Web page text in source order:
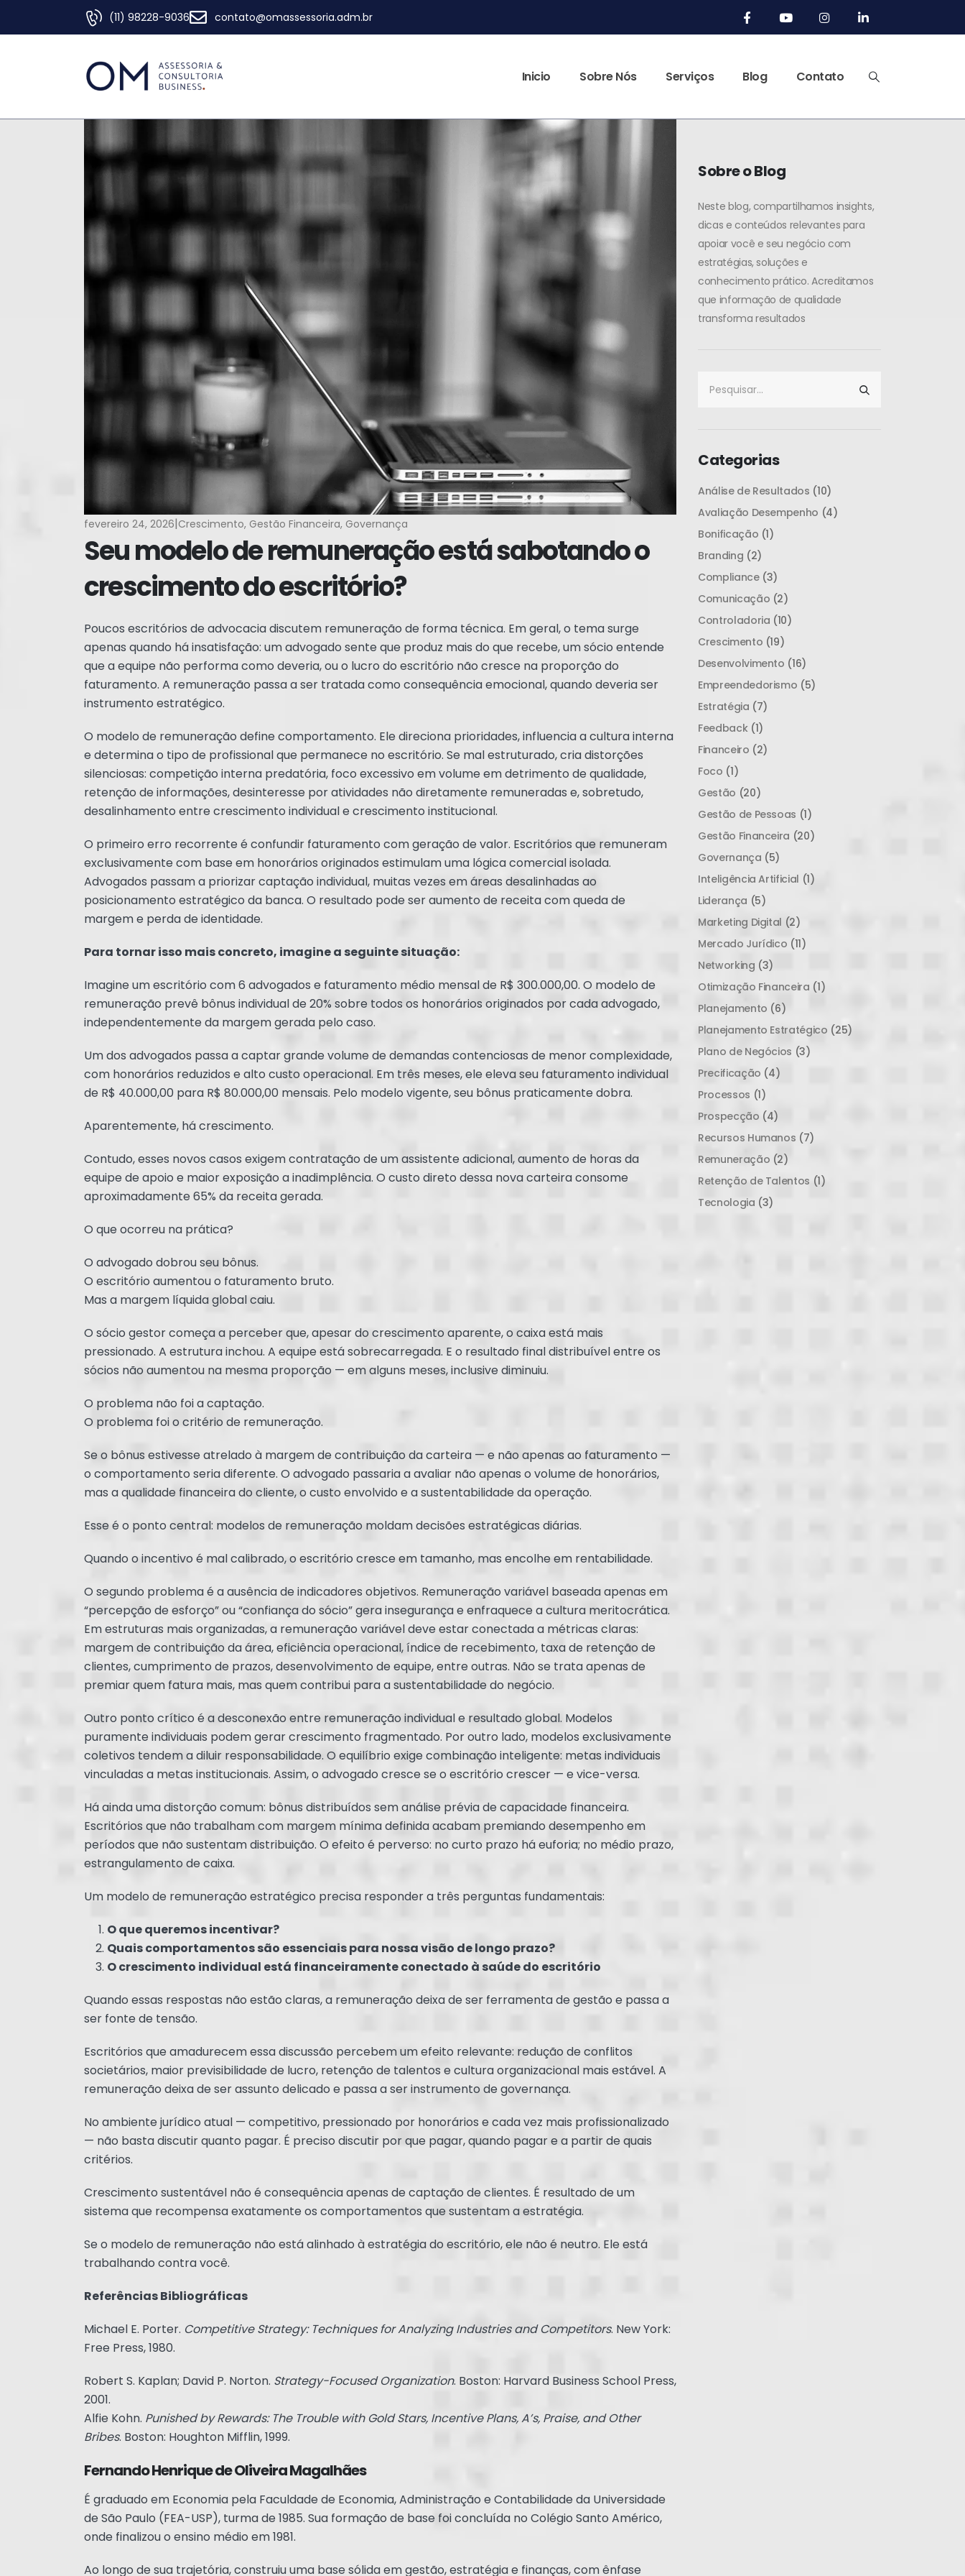
(11) 98228-9036 contato@omassessoria.adm.br
Inicio Sobre Nós Serviços Blog Contato
fevereiro 24, 2026|Crescimento, Gestão Financeira, Governança
Seu modelo de remuneração está sabotando o
crescimento do escritório?
Poucos escritórios de advocacia discutem remuneração de forma técnica. Em geral, o tema surge
apenas quando há insatisfação: um advogado sente que produz mais do que recebe, um sócio entende
que a equipe não performa como deveria, ou o lucro do escritório não cresce na proporção do
faturamento. A remuneração passa a ser tratada como consequência emocional, quando deveria ser
instrumento estratégico.
O modelo de remuneração define comportamento. Ele direciona prioridades, influencia a cultura interna
e determina o tipo de profissional que permanece no escritório. Se mal estruturado, cria distorções
silenciosas: competição interna predatória, foco excessivo em volume em detrimento de qualidade,
retenção de informações, desinteresse por atividades não diretamente remuneradas e, sobretudo,
desalinhamento entre crescimento individual e crescimento institucional.
O primeiro erro recorrente é confundir faturamento com geração de valor. Escritórios que remuneram
exclusivamente com base em honorários originados estimulam uma lógica comercial isolada.
Advogados passam a priorizar captação individual, muitas vezes em áreas desalinhadas ao
posicionamento estratégico da banca. O resultado pode ser aumento de receita com queda de
margem e perda de identidade.
Para tornar isso mais concreto, imagine a seguinte situação:
Imagine um escritório com 6 advogados e faturamento médio mensal de R$ 300.000,00. O modelo de
remuneração prevê bônus individual de 20% sobre todos os honorários originados por cada advogado,
independentemente da margem gerada pelo caso.
Um dos advogados passa a captar grande volume de demandas contenciosas de menor complexidade,
com honorários reduzidos e alto custo operacional. Em três meses, ele eleva seu faturamento individual
de R$ 40.000,00 para R$ 80.000,00 mensais. Pelo modelo vigente, seu bônus praticamente dobra.
Aparentemente, há crescimento.
Contudo, esses novos casos exigem contratação de um assistente adicional, aumento de horas da
equipe de apoio e maior exposição a inadimplência. O custo direto dessa nova carteira consome
aproximadamente 65% da receita gerada.
O que ocorreu na prática?
O advogado dobrou seu bônus.
O escritório aumentou o faturamento bruto.
Mas a margem líquida global caiu.
O sócio gestor começa a perceber que, apesar do crescimento aparente, o caixa está mais
pressionado. A estrutura inchou. A equipe está sobrecarregada. E o resultado final distribuível entre os
sócios não aumentou na mesma proporção — em alguns meses, inclusive diminuiu.
O problema não foi a captação.
O problema foi o critério de remuneração.
Se o bônus estivesse atrelado à margem de contribuição da carteira — e não apenas ao faturamento —
o comportamento seria diferente. O advogado passaria a avaliar não apenas o volume de honorários,
mas a qualidade financeira do cliente, o custo envolvido e a sustentabilidade da operação.
Esse é o ponto central: modelos de remuneração moldam decisões estratégicas diárias.
Quando o incentivo é mal calibrado, o escritório cresce em tamanho, mas encolhe em rentabilidade.
O segundo problema é a ausência de indicadores objetivos. Remuneração variável baseada apenas em
“percepção de esforço” ou “confiança do sócio” gera insegurança e enfraquece a cultura meritocrática.
Em estruturas mais organizadas, a remuneração variável deve estar conectada a métricas claras:
margem de contribuição da área, eficiência operacional, índice de recebimento, taxa de retenção de
clientes, cumprimento de prazos, desenvolvimento de equipe, entre outras. Não se trata apenas de
premiar quem fatura mais, mas quem contribui para a sustentabilidade do negócio.
Outro ponto crítico é a desconexão entre remuneração individual e resultado global. Modelos
puramente individuais podem gerar crescimento fragmentado. Por outro lado, modelos exclusivamente
coletivos tendem a diluir responsabilidade. O equilíbrio exige combinação inteligente: metas individuais
vinculadas a metas institucionais. Assim, o advogado cresce se o escritório crescer — e vice-versa.
Há ainda uma distorção comum: bônus distribuídos sem análise prévia de capacidade financeira.
Escritórios que não trabalham com margem mínima definida acabam premiando desempenho em
períodos que não sustentam distribuição. O efeito é perverso: no curto prazo há euforia; no médio prazo,
estrangulamento de caixa.
Um modelo de remuneração estratégico precisa responder a três perguntas fundamentais:
O que queremos incentivar?
Quais comportamentos são essenciais para nossa visão de longo prazo?
O crescimento individual está financeiramente conectado à saúde do escritório
Quando essas respostas não estão claras, a remuneração deixa de ser ferramenta de gestão e passa a
ser fonte de tensão.
Escritórios que amadurecem essa discussão percebem um efeito relevante: redução de conflitos
societários, maior previsibilidade de lucro, retenção de talentos e cultura organizacional mais estável. A
remuneração deixa de ser assunto delicado e passa a ser instrumento de governança.
No ambiente jurídico atual — competitivo, pressionado por honorários e cada vez mais profissionalizado
— não basta discutir quanto pagar. É preciso discutir por que pagar, quando pagar e a partir de quais
critérios.
Crescimento sustentável não é consequência apenas de captação de clientes. É resultado de um
sistema que recompensa exatamente os comportamentos que sustentam a estratégia.
Se o modelo de remuneração não está alinhado à estratégia do escritório, ele não é neutro. Ele está
trabalhando contra você.
Referências Bibliográficas
Michael E. Porter. Competitive Strategy: Techniques for Analyzing Industries and Competitors. New York:
Free Press, 1980.
Robert S. Kaplan; David P. Norton. Strategy-Focused Organization. Boston: Harvard Business School Press,
2001.
Alfie Kohn. Punished by Rewards: The Trouble with Gold Stars, Incentive Plans, A’s, Praise, and Other
Bribes. Boston: Houghton Mifflin, 1999.
Fernando Henrique de Oliveira Magalhães
É graduado em Economia pela Faculdade de Economia, Administração e Contabilidade da Universidade
de São Paulo (FEA-USP), turma de 1985. Sua formação de base foi concluída no Colégio Santo Américo,
onde finalizou o ensino médio em 1981.
Ao longo de sua trajetória, construiu uma base sólida em gestão, estratégia e finanças, com ênfase
Sobre o Blog
Neste blog, compartilhamos insights,
dicas e conteúdos relevantes para
apoiar você e seu negócio com
estratégias, soluções e
conhecimento prático. Acreditamos
que informação de qualidade
transforma resultados
Categorias
Análise de Resultados (10)
Avaliação Desempenho (4)
Bonificação (1)
Branding (2)
Compliance(3)
Comunicação (2)
Controladoria (10)
Crescimento (19)
Desenvolvimento (16)
Empreendedorismo (5)
Estratégia (7)
Feedback(1)
Financeiro (2)
Foco (1)
Gestão (20)
Gestão de Pessoas (1)
Gestão Financeira (20)
Governança (5)
Inteligência Artificial (1)
Liderança (5)
Marketing Digital (2)
Mercado Jurídico (11)
Networking (3)
Otimização Financeira (1)
Planejamento (6)
Planejamento Estratégico (25)
Plano de Negócios (3)
Precificação (4)
Processos (1)
Prospecção (4)
Recursos Humanos (7)
Remuneração (2)
Retenção de Talentos (1)
Tecnologia (3)